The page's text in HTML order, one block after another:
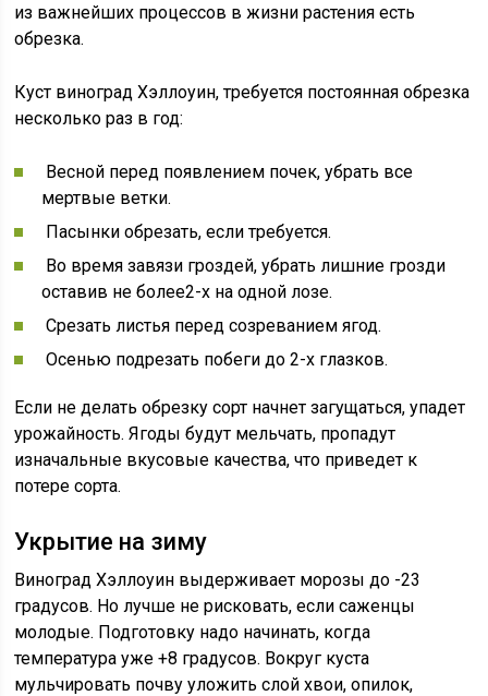
из важнейших процессов в жизни растения есть
обрезка.
Куст виноград Хэллоуин, требуется постоянная обрезка
несколько раз в год:
Весной перед появлением почек, убрать все
мертвые ветки.
Пасынки обрезать, если требуется.
Во время завязи гроздей, убрать лишние грозди
оставив не более2-х на одной лозе.
Срезать листья перед созреванием ягод.
Осенью подрезать побеги до 2-х глазков.
Если не делать обрезку сорт начнет загущаться, упадет
урожайность. Ягоды будут мельчать, пропадут
изначальные вкусовые качества, что приведет к
потере сорта.
Укрытие на зиму
Виноград Хэллоуин выдерживает морозы до -23
градусов. Но лучше не рисковать, если саженцы
молодые. Подготовку надо начинать, когда
температура уже +8 градусов. Вокруг куста
мульчировать почву уложить слой хвои, опилок,